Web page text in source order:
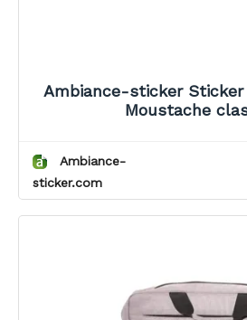
Ambiance-sticker
Moustache
Ambiance-
sticker.com